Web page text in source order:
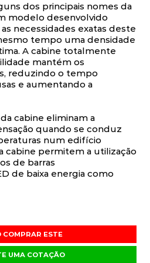
dos principais nomes da
modelo desenvolvido
necessidades exatas deste
tempo uma densidade
A cabine totalmente
mantém os
reduzindo o tempo
e aumentando a
cabine eliminam a
quando se conduz
num edifício
cabine permitem a utilização
de barras
de baixa energia como
COMPRAR ESTE
UMA COTAÇÃO